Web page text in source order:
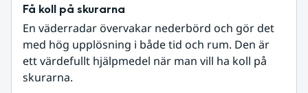
Få koll på skurarna
En väderradar övervakar nederbörd och gör det
med hög upplösning i både tid och rum. Den är
ett värdefullt hjälpmedel när man vill ha koll på
skurarna.